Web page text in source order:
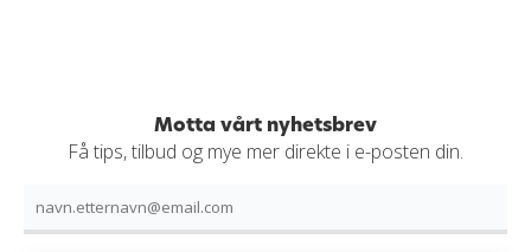
Motta vårt nyhetsbrev
Få tips, tilbud og mye mer direkte i e-posten din.